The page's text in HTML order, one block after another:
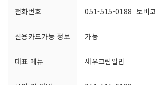
전화번호 051-515-0188 토비
신용카드가능 정보 가능
대표 메뉴 새우크림알밥